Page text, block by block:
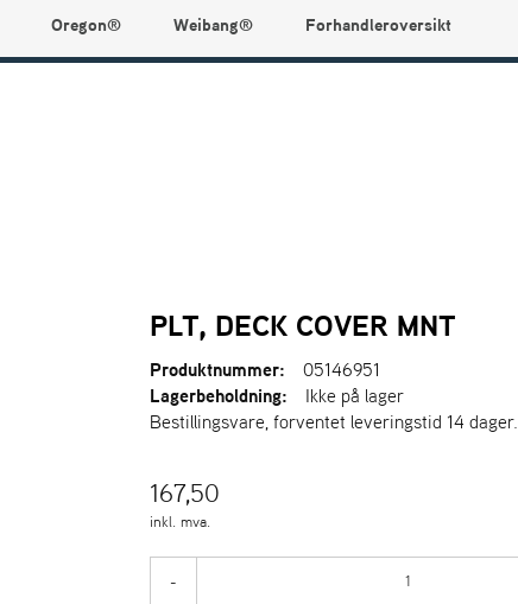
Min side
Oregon® Weibang® Forhandleroversikt
PLT, DECK COVER MNT
Produktnummer:
05146951
Lagerbeholdning:
Ikke på lager
Bestillingsvare, forventet leveringstid 14 dager.
167,50
inkl. mva.
-